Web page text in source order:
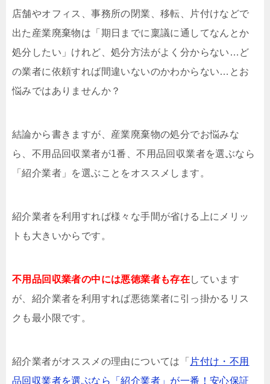
店舗やオフィス、事務所の閉業、移転、片付けなどで
出た産業廃棄物は「期日までに稟議に通してなんとか
処分したい」けれど、処分方法がよく分からない…ど
の業者に依頼すれば間違いないのかわからない…とお
悩みではありませんか？
結論から書きますが、産業廃棄物の処分でお悩みな
ら、不用品回収業者が1番、不用品回収業者を選ぶなら
「紹介業者」を選ぶことをオススメします。
紹介業者を利用すれば様々な手間が省ける上にメリッ
トも大きいからです。
不用品回収業者の中には悪徳業者も存在しています
が、紹介業者を利用すれば悪徳業者に引っ掛かるリス
クも最小限です。
紹介業者がオススメの理由については「 片付け・不用
品回収業者を選ぶなら「紹介業者」が一番！安心保証